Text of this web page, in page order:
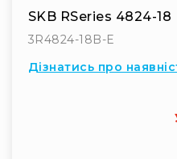
логістики
Збереження
довкілля
SKB RSeries 4824-18
3R4824-18B-E
Дізнатись про